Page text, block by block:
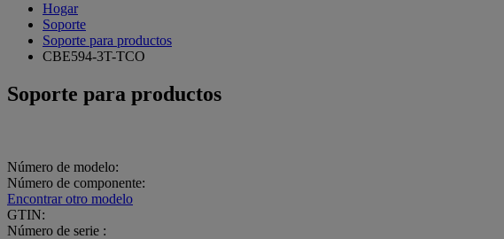
Hogar
Soporte
Soporte para productos
CBE594-3T-TCO
Soporte para productos
Número de modelo:
Número de componente:
Encontrar otro modelo
GTIN:
Número de serie :